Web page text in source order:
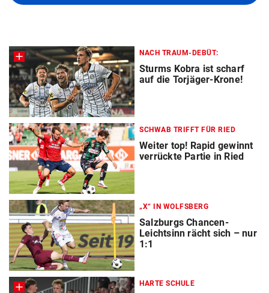
NACH TRAUM-DEBÜT:
Sturms Kobra ist scharf
auf die Torjäger-Krone!
SCHWAB TRIFFT FÜR RIED
Weiter top! Rapid gewinnt
verrückte Partie in Ried
„X“ IN WOLFSBERG
Salzburgs Chancen-
Leichtsinn rächt sich – nur
1:1
HARTE SCHULE